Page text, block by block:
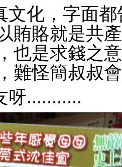
文化，字面
賄賂就是共
也是求錢之
難怪簡叔叔
呀...........